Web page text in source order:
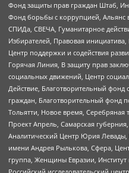
Фонд защиты прав граждан Штаб,
Фонд борьбы с коррупцией,
СПИДа, СВЕЧА, Гуманитарное
Избирателей, Правовая
Центр поддержки и содействия
Горячая Линия, В защиту прав
социальных движений, Центр
Действие, Благотворительный
граждан, Благотворительный
Тольятти, Новое время, Серебряная
Проект Апрель, Самарская
Аналитический Центр Юрия Левады,
имени Андрея Рылькова, Сфера,
группа, Женщины Евразии,